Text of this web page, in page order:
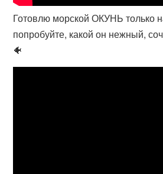
Готовлю морской ОКУНЬ только
попробуйте, какой он нежный,
🐠